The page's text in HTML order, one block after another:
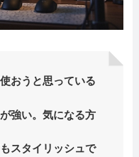
おうと思っている
強い。気になる方
スタイリッシュで